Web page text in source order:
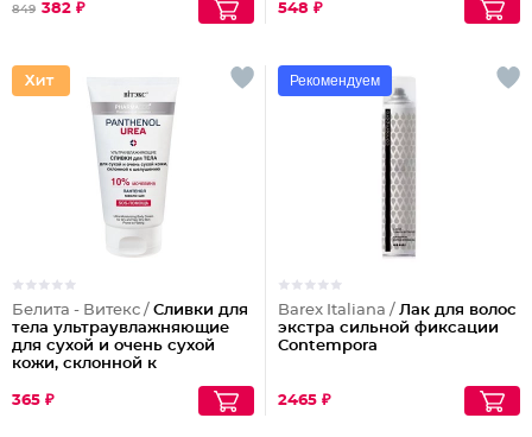
849 382 ₽ 548 ₽
Белита - Витекс / Сливки для
тела ультраувлажняющие
для сухой и очень сухой
кожи, склонной к
Panthenol Urea
365 ₽
Рекомендуем
Barex Italiana / Лак для волос
экстра сильной фиксации
Contempora
2465 ₽